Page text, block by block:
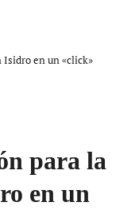
Isidro en un «click»
para la
en un